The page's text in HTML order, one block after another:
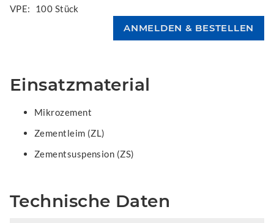
VPE:
100 Stück
Einsatzmaterial
Mikrozement
Zementleim (ZL)
Zementsuspension (ZS)
Technische Daten